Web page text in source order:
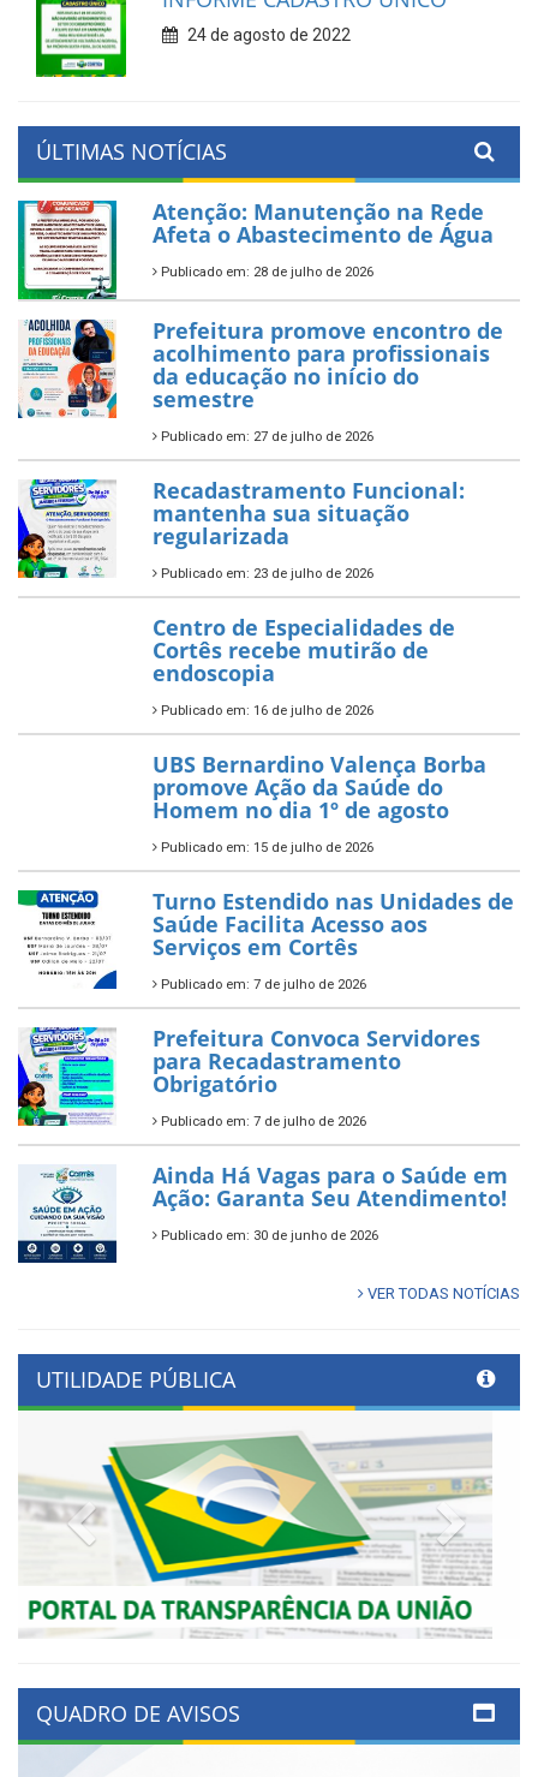
24 de agosto de 2022
ÚLTIMAS NOTÍCIAS
Atenção: Manutenção na Rede
Afeta o Abastecimento de Água
Publicado em: 28 de julho de 2026
Prefeitura promove encontro de
acolhimento para profissionais
da educação no início do
semestre
Publicado em: 27 de julho de 2026
Recadastramento Funcional:
mantenha sua situação
regularizada
Publicado em: 23 de julho de 2026
Centro de Especialidades de
Cortês recebe mutirão de
endoscopia
Publicado em: 16 de julho de 2026
UBS Bernardino Valença Borba
promove Ação da Saúde do
Homem no dia 1º de agosto
Publicado em: 15 de julho de 2026
Turno Estendido nas Unidades de
Saúde Facilita Acesso aos
Serviços em Cortês
Publicado em: 7 de julho de 2026
Prefeitura Convoca Servidores
para Recadastramento
Obrigatório
Publicado em: 7 de julho de 2026
Ainda Há Vagas para o Saúde em
Ação: Garanta Seu Atendimento!
Publicado em: 30 de junho de 2026
VER TODAS NOTÍCIAS
UTILIDADE PÚBLICA
Previous
QUADRO DE AVISOS